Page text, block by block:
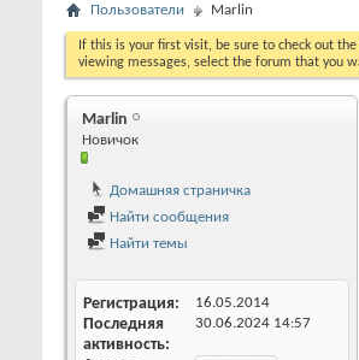
Пользователи Marlin
If this is your first visit, be sure to check out the
viewing messages, select the forum that you
Marlin
Новичок
Домашняя страничка
Найти сообщения
Найти темы
Регистрация 16.05.2014
Последняя
активность
30.06.2024 14:57